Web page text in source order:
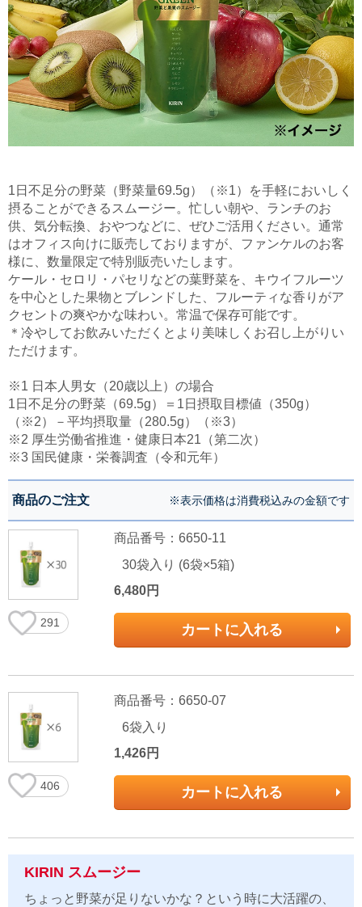
1日不足分の野菜（野菜量69.5g）（※1）を手軽においしく
摂ることができるスムージー。忙しい朝や、ランチのお
供、気分転換、おやつなどに、ぜひご活用ください。通常
はオフィス向けに販売しておりますが、ファンケルのお客
様に、数量限定で特別販売いたします。
ケール・セロリ・パセリなどの葉野菜を、キウイフルーツ
を中心とした果物とブレンドした、フルーティな香りがア
クセントの爽やかな味わい。常温で保存可能です。
＊冷やしてお飲みいただくとより美味しくお召し上がりい
ただけます。
※1 日本人男女（20歳以上）の場合
1日不足分の野菜（69.5g）＝1日摂取目標値（350g）
（※2）－平均摂取量（280.5g）（※3）
※2 厚生労働省推進・健康日本21（第二次）
※3 国民健康・栄養調査（令和元年）
商品のご注文 ※表示価格は消費税込みの金額です
291
商品番号：6650-11
30袋入り (6袋×5箱)
6,480円
カートに入れる
406
商品番号：6650-07
6袋入り
1,426円
カートに入れる
KIRIN スムージー
ちょっと野菜が足りないかな？という時に大活躍の、